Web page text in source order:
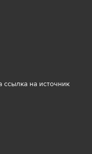
ссылка на источник